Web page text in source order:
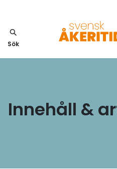
Sök
Innehåll &